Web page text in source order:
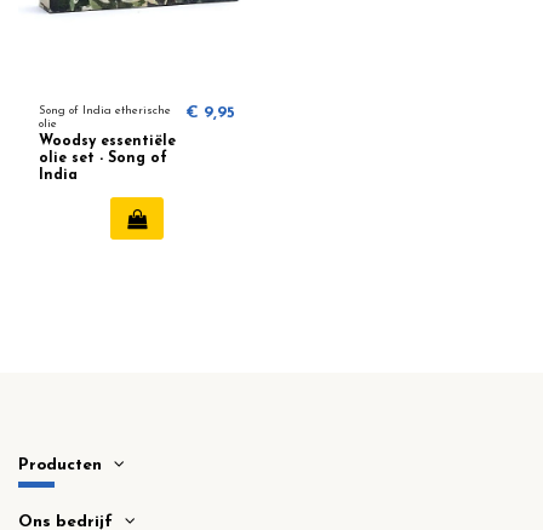
Song of India etherische
olie
Woodsy essentiële
olie set - Song of
India
€ 9,95
Producten
Ons bedrijf